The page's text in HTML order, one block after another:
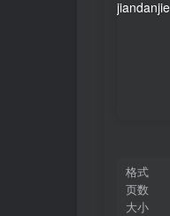
格式
页数
大小